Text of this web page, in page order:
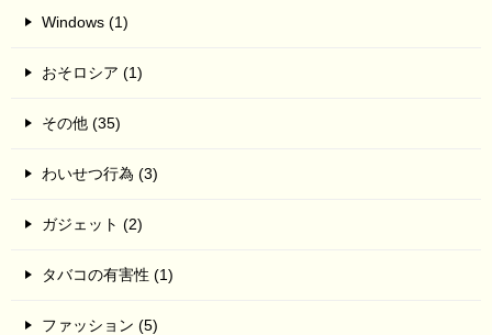
Windows (1)
おそロシア (1)
その他 (35)
わいせつ行為 (3)
ガジェット (2)
タバコの有害性 (1)
ファッション (5)